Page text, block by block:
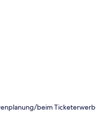
beim Ticketerwerb